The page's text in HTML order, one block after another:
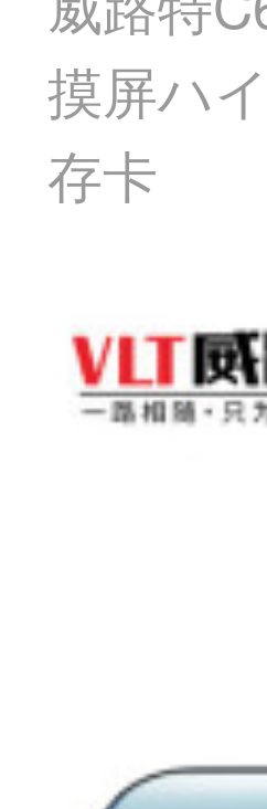
摸屏ハ
存卡